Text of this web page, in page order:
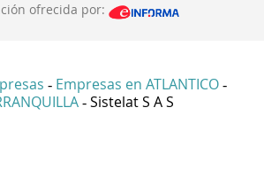
ofrecida por:
- Empresas en ATLANTICO -
- Sistelat S A S